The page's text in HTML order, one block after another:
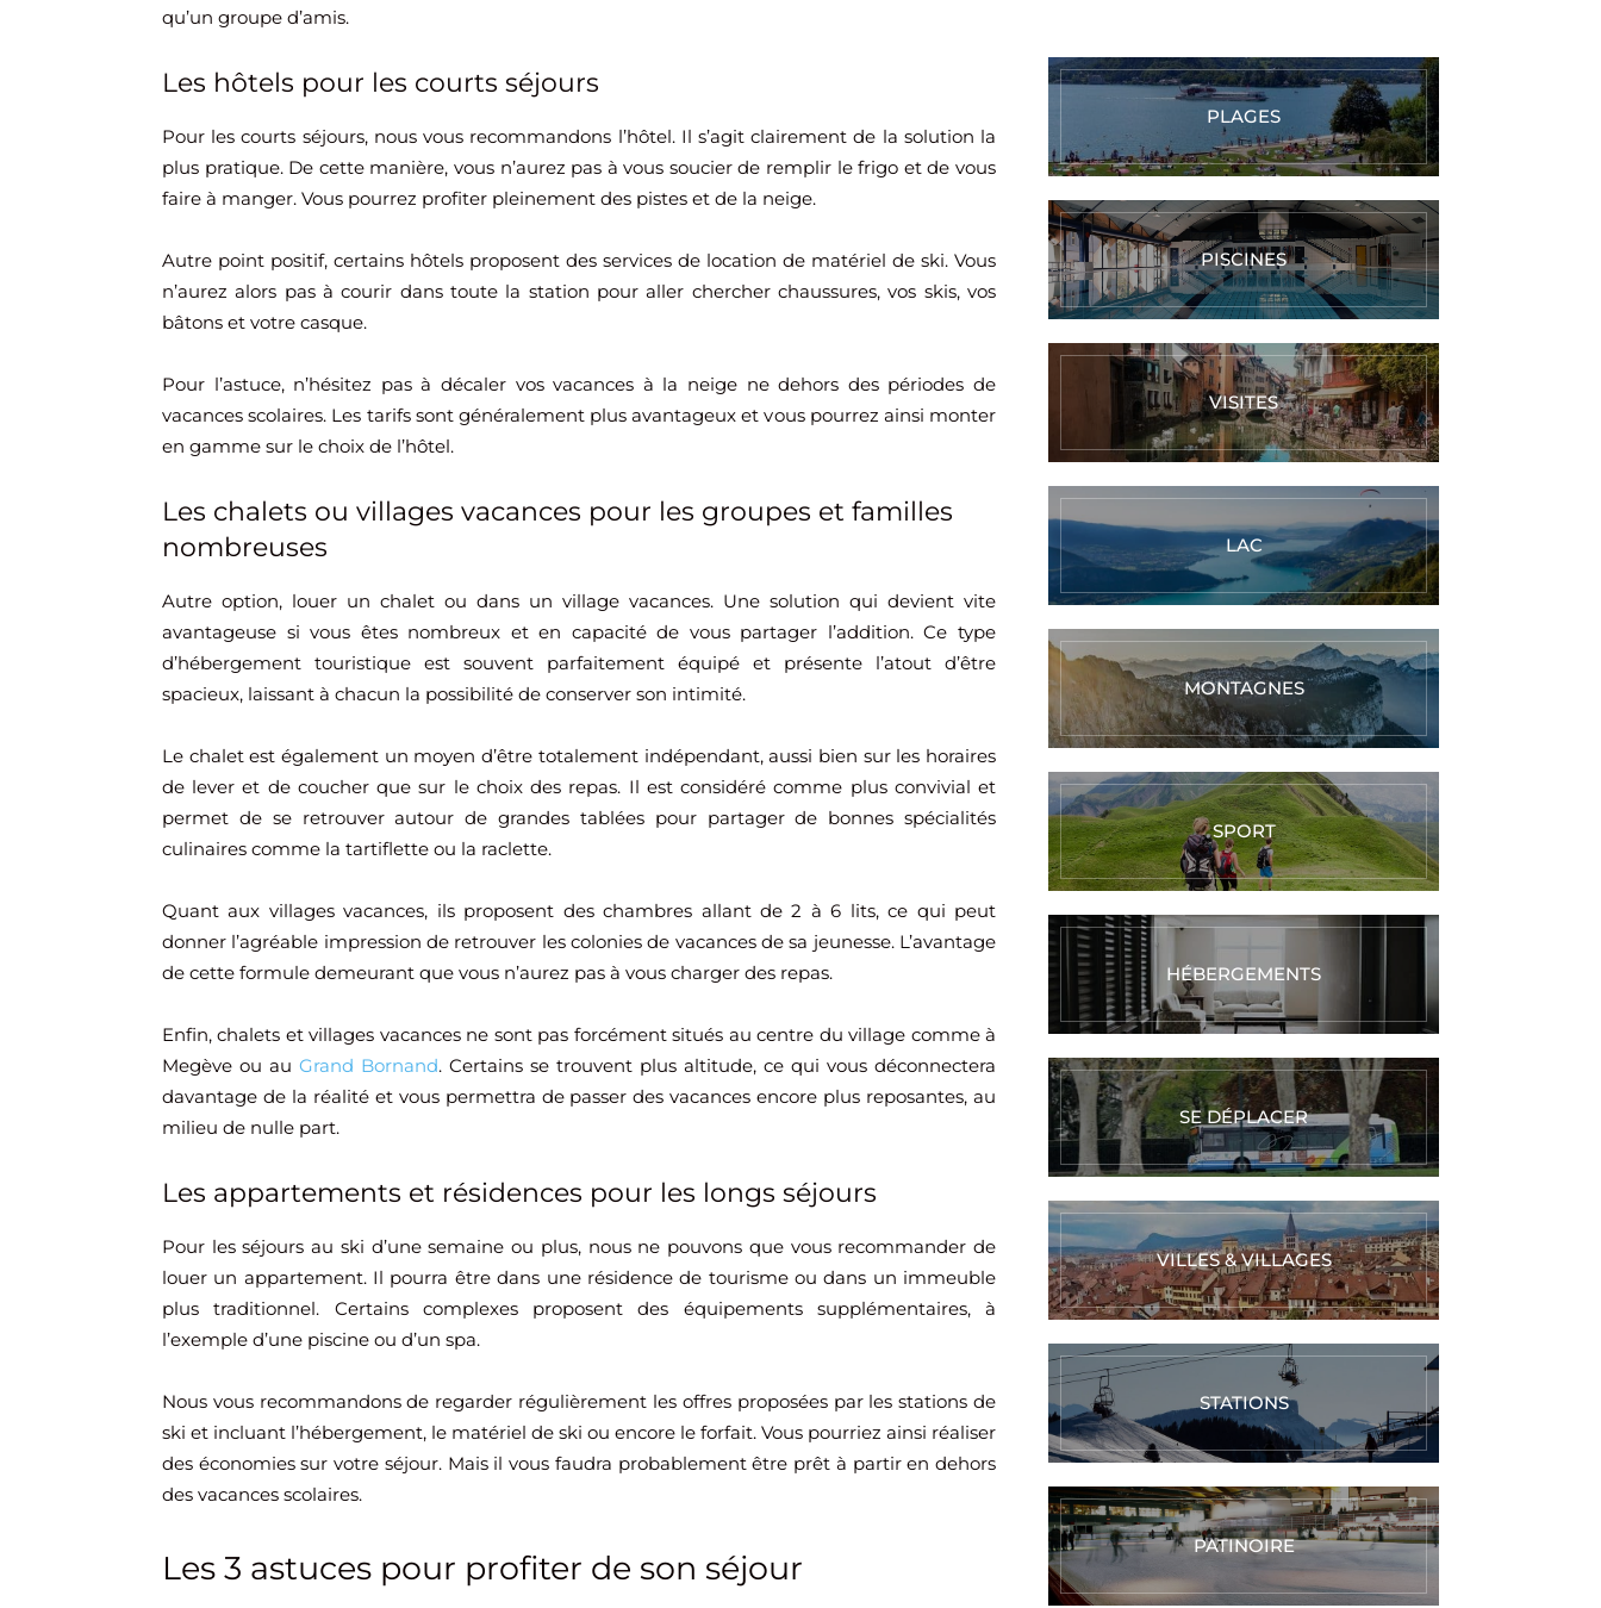
qu’un groupe d’amis.
Les hôtels pour les courts séjours
Pour les courts séjours, nous vous recommandons l’hôtel. Il s’agit clairement de la solution la
plus pratique. De cette manière, vous n’aurez pas à vous soucier de remplir le frigo et de vous
faire à manger. Vous pourrez profiter pleinement des pistes et de la neige.
Autre point positif, certains hôtels proposent des services de location de matériel de ski. Vous
n’aurez alors pas à courir dans toute la station pour aller chercher chaussures, vos skis, vos
bâtons et votre casque.
Pour l’astuce, n’hésitez pas à décaler vos vacances à la neige ne dehors des périodes de
vacances scolaires. Les tarifs sont généralement plus avantageux et vous pourrez ainsi monter
en gamme sur le choix de l’hôtel.
Les chalets ou villages vacances pour les groupes et familles
nombreuses
Autre option, louer un chalet ou dans un village vacances. Une solution qui devient vite
avantageuse si vous êtes nombreux et en capacité de vous partager l’addition. Ce type
d’hébergement touristique est souvent parfaitement équipé et présente l’atout d’être
spacieux, laissant à chacun la possibilité de conserver son intimité.
Le chalet est également un moyen d’être totalement indépendant, aussi bien sur les horaires
de lever et de coucher que sur le choix des repas. Il est considéré comme plus convivial et
permet de se retrouver autour de grandes tablées pour partager de bonnes spécialités
culinaires comme la tartiflette ou la raclette.
Quant aux villages vacances, ils proposent des chambres allant de 2 à 6 lits, ce qui peut
donner l’agréable impression de retrouver les colonies de vacances de sa jeunesse. L’avantage
de cette formule demeurant que vous n’aurez pas à vous charger des repas.
Enfin, chalets et villages vacances ne sont pas forcément situés au centre du village comme à
Megève ou au Grand Bornand. Certains se trouvent plus altitude, ce qui vous déconnectera
davantage de la réalité et vous permettra de passer des vacances encore plus reposantes, au
milieu de nulle part.
Les appartements et résidences pour les longs séjours
Pour les séjours au ski d’une semaine ou plus, nous ne pouvons que vous recommander de
louer un appartement. Il pourra être dans une résidence de tourisme ou dans un immeuble
plus traditionnel. Certains complexes proposent des équipements supplémentaires, à
l’exemple d’une piscine ou d’un spa.
Nous vous recommandons de regarder régulièrement les offres proposées par les stations de
ski et incluant l’hébergement, le matériel de ski ou encore le forfait. Vous pourriez ainsi réaliser
des économies sur votre séjour. Mais il vous faudra probablement être prêt à partir en dehors
des vacances scolaires.
Les 3 astuces pour profiter de son séjour
PLAGES
PISCINES
VISITES
LAC
MONTAGNES
SPORT
HÉBERGEMENTS
SE DÉPLACER
VILLES & VILLAGES
STATIONS
PATINOIRE